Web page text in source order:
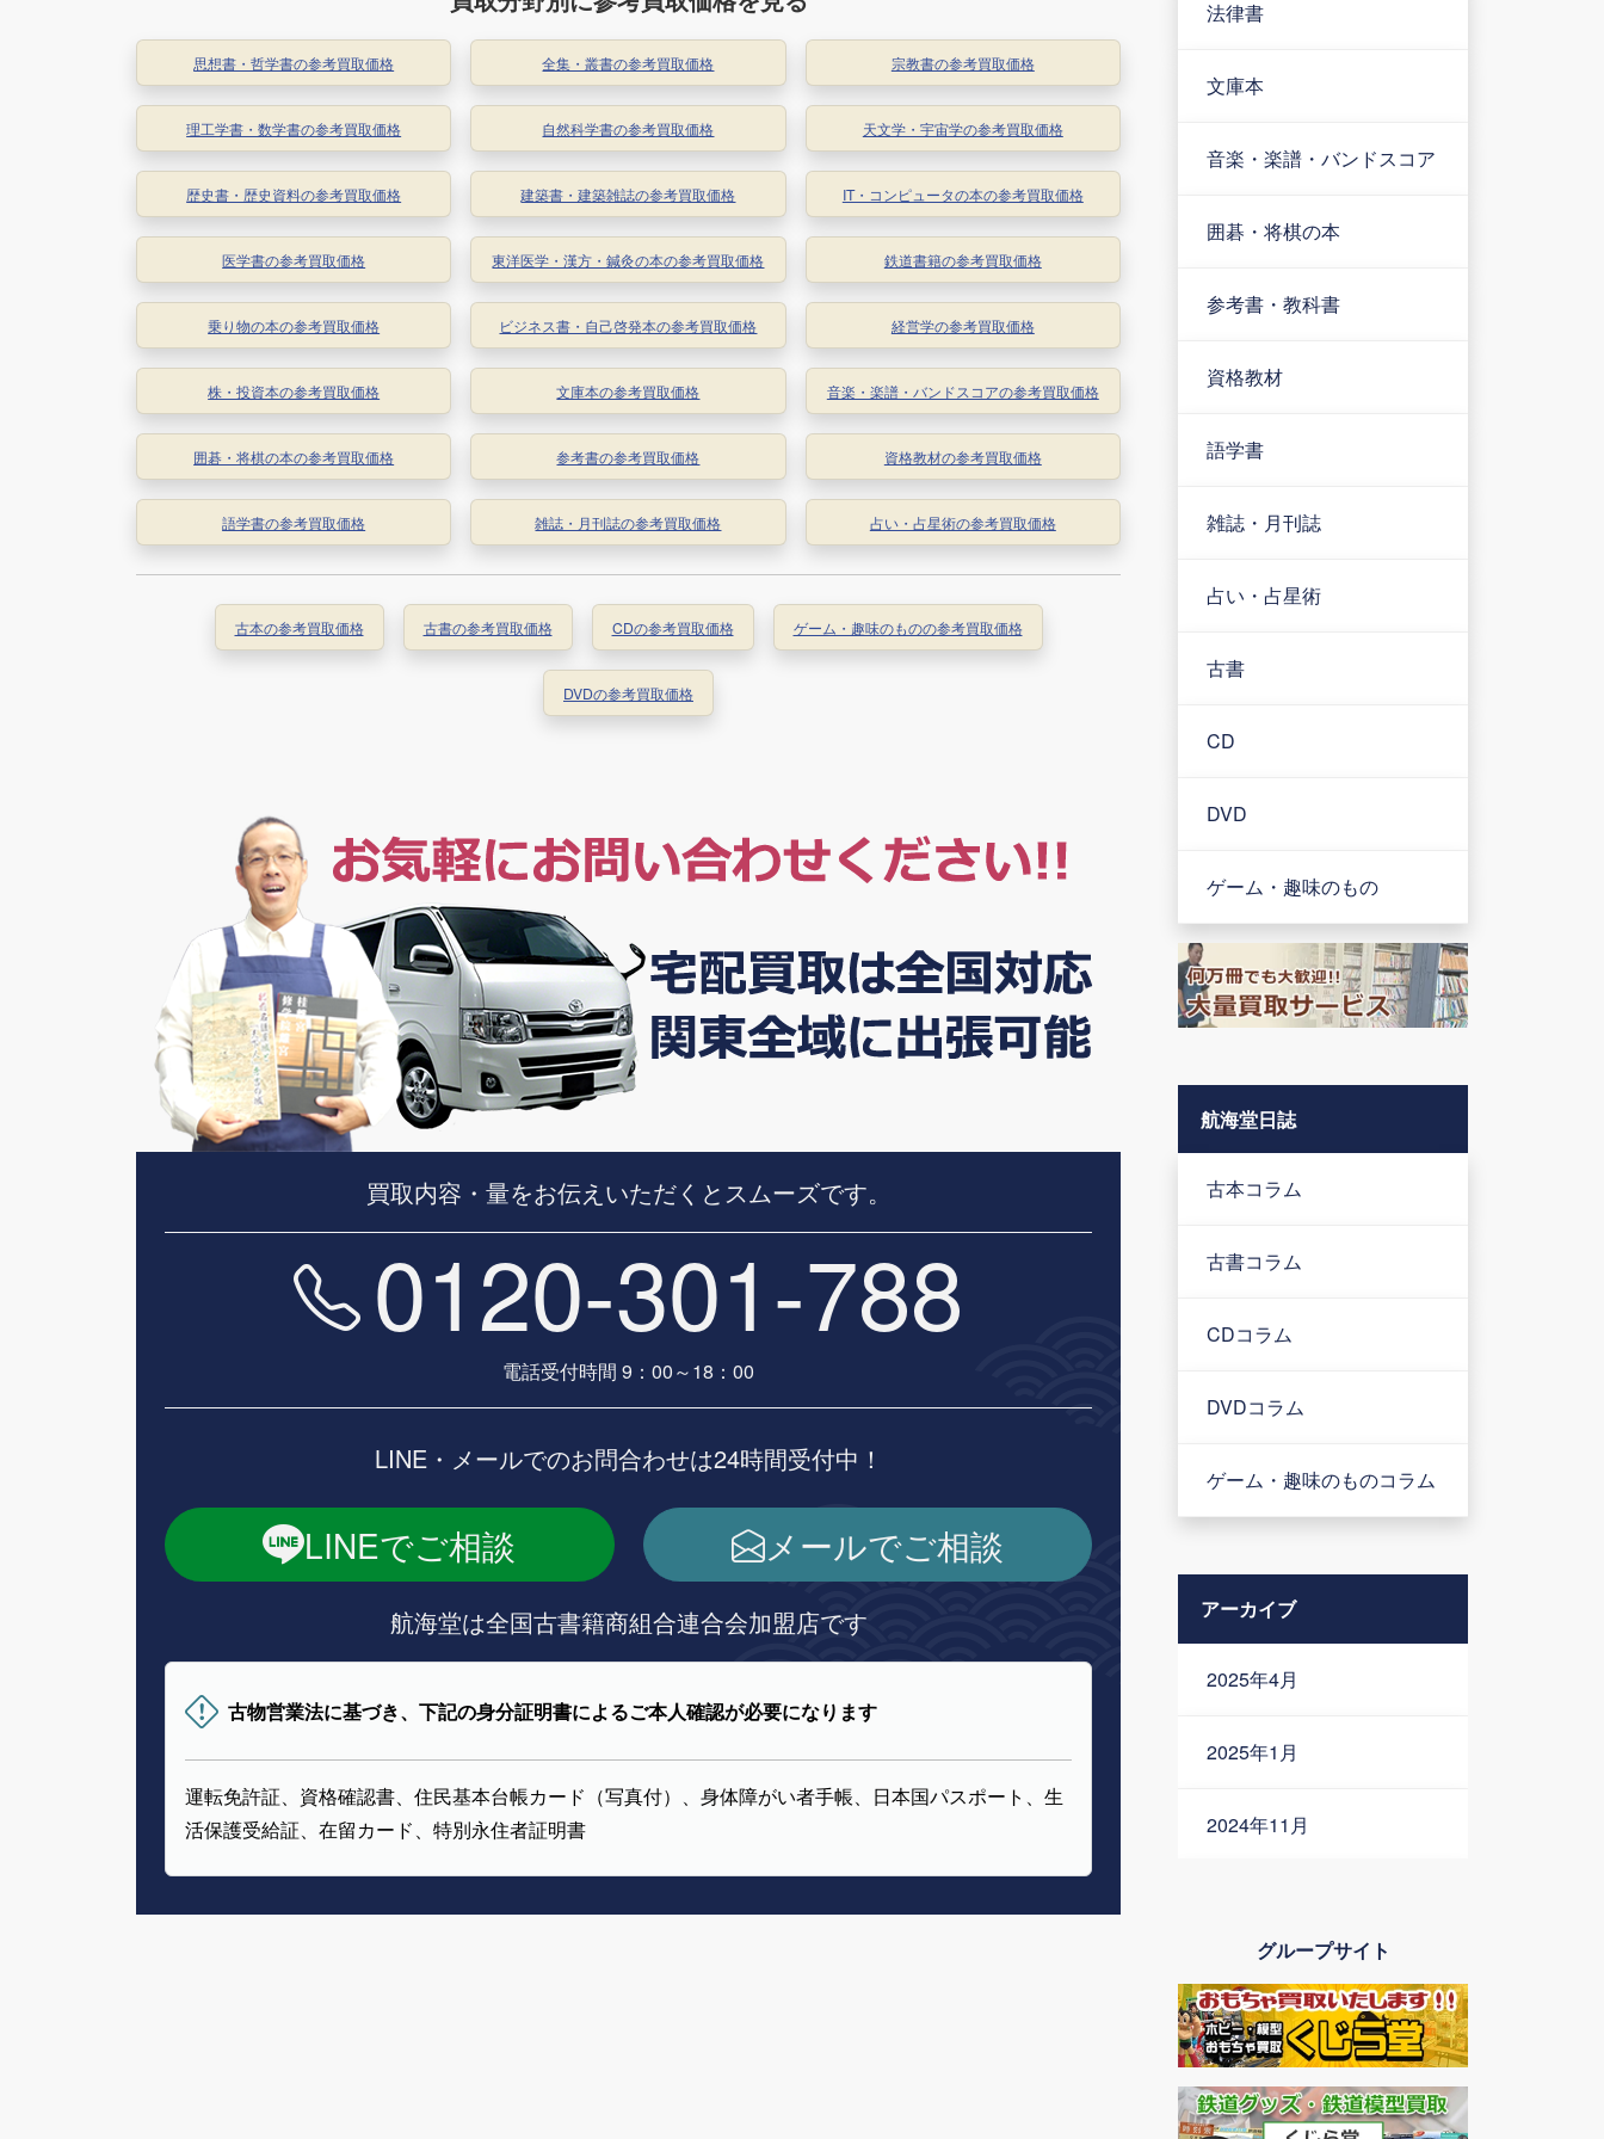
思想書・哲学書の参考買取価格 全集・叢書の参考買取価格 宗教書の参考買取価格
理工学書・数学書の参考買取価格 自然科学書の参考買取価格 天文学・宇宙学の参考買取価格
歴史書・歴史資料の参考買取価格 建築書・建築雑誌の参考買取価格 IT・コンピュータの本の参考買取価格
医学書の参考買取価格 東洋医学・漢方・鍼灸の本の参考買取価格 鉄道書籍の参考買取価格
乗り物の本の参考買取価格 ビジネス書・自己啓発本の参考買取価格 経営学の参考買取価格
株・投資本の参考買取価格 文庫本の参考買取価格 音楽・楽譜・バンドスコアの参考買取価格
囲碁・将棋の本の参考買取価格 参考書の参考買取価格 資格教材の参考買取価格
語学書の参考買取価格 雑誌・月刊誌の参考買取価格 占い・占星術の参考買取価格
古本の参考買取価格 古書の参考買取価格 CDの参考買取価格 ゲーム・趣味のものの参考買取価格
DVDの参考買取価格
買取内容・量をお伝えいただくとスムーズです。
0120-301-788
電話受付時間 9：00～18：00
LINE・メールでのお問合わせは24時間受付中！
LINEでご相談 メールでご相談
航海堂は全国古書籍商組合連合会加盟店です
古物営業法に基づき、下記の身分証明書によるご本人確認が必要になります
運転免許証、資格確認書、住民基本台帳カード（写真付）、身体障がい者手帳、日本国パスポート、生
活保護受給証、在留カード、特別永住者証明書
法律書
文庫本
音楽・楽譜・バンドスコア
囲碁・将棋の本
参考書・教科書
資格教材
語学書
雑誌・月刊誌
占い・占星術
古書
CD
DVD
ゲーム・趣味のもの
航海堂日誌
古本コラム
古書コラム
CDコラム
DVDコラム
ゲーム・趣味のものコラム
アーカイブ
2025年4月
2025年1月
2024年11月
グループサイト